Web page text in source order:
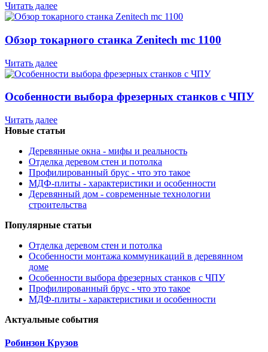
Читать далее
Обзор токарного станка Zenitech mc 1100
Читать далее
Особенности выбора фрезерных станков с ЧПУ
Читать далее
Новые статьи
Деревянные окна - мифы и реальность
Отделка деревом стен и потолка
Профилированный брус - что это такое
МДФ-плиты - характеристики и особенности
Деревянный дом - современные технологии
строительства
Популярные статьи
Отделка деревом стен и потолка
Особенности монтажа коммуникаций в деревянном
доме
Особенности выбора фрезерных станков с ЧПУ
Профилированный брус - что это такое
МДФ-плиты - характеристики и особенности
Актуальные события
Робинзон Крузов